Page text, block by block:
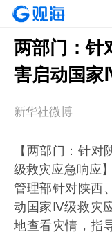
两部门：针
害启动国家
新华社微博
【两部门：针
级救灾应急响应
管理部针对陕西
动国家Ⅳ级救灾
地查看灾情，指